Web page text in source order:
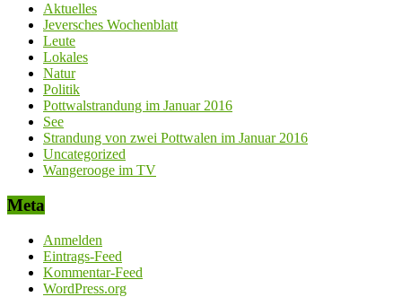
Aktuelles
Jeversches Wochenblatt
Leute
Lokales
Natur
Politik
Pottwalstrandung im Januar 2016
See
Strandung von zwei Pottwalen im Januar 2016
Uncategorized
Wangerooge im TV
Meta
Anmelden
Eintrags-Feed
Kommentar-Feed
WordPress.org